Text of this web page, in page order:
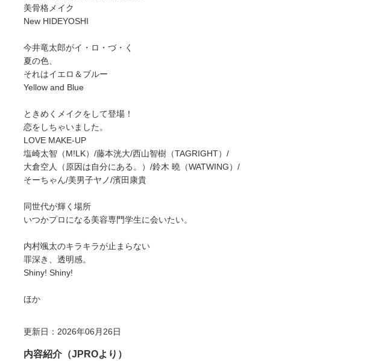
美骨格メイク
New HIDEYOSHI
今井竜太郎がイ・ロ・づ・く
夏の色、
それはイエロ＆ブルー
Yellow and Blue
ときめくメイクをして登場！
恋をしちゃいました。
LOVE MAKE-UP
塩崎太智（M!LK）/藤本洸大/西山智樹（TAGRIGHT）/
大倉空人（原因は自分にある。）/鈴木 曉（WATWING）/
そーちゃん/美男子ヤノ/濱田康貴
同世代が輝く場所
いつかプロになる美容専門学生に会いたい。
内村颯太のキラキラが止まらない
罪深き、透明感。
Shiny! Shiny!
ほか
更新日：2026年06月26日
内容紹介（JPROより）